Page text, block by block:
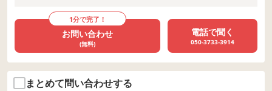
1分で完了！
お問い合わせ
(無料)
電話で聞く
050-3733-3914
まとめて問い合わせする